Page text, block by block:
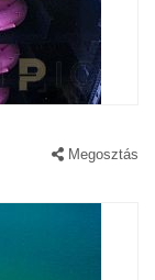
Megosztás